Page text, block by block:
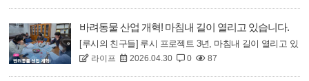
이례적 산불은 수많은 생명의 터전을 위협했습니다.루시의
친구들은 수 주간 재난 현장을 지키며 300여 명의 시민 봉
사자와 수의료진들과 함께 위기 동물 200여 마리를 구조했
습니다.이후 현장..
바려동물 산업 개혁! 마침내 길이 열리고 있습니다.
[루시의 친구들] 루시 프로젝트 3년, 마침내 길이 열리고 있
습니다! 박정 의원님 @pj_0415v 과의 2차 간담회 소식12살
진도아빠 박정 의원과의 첫 간담회 이후, 어제 법안 발의를
라이프 2026.04.30 0 87